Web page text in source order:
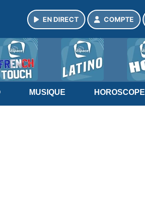
EN DIRECT COMPTE
MUSIQUE HOROSCOPE